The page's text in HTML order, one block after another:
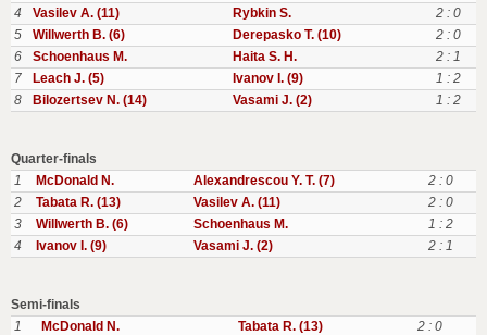
4
Vasilev A. (11) Rybkin S.
2 : 0
5
Willwerth B. (6) Derepasko T. (10)
2 : 0
6
Schoenhaus M. Haita S. H.
2 : 1
7
Leach J. (5) Ivanov I. (9)
1 : 2
8
Bilozertsev N. (14) Vasami J. (2) 1 : 2
Quarter-finals
1
McDonald N. Alexandrescou Y. T. (7)
2 : 0
2
Tabata R. (13) Vasilev A. (11)
2 : 0
3
Willwerth B. (6) Schoenhaus M.
1 : 2
4
Ivanov I. (9) Vasami J. (2) 2 : 1
Semi-finals
1
McDonald N. Tabata R. (13)
2 : 0